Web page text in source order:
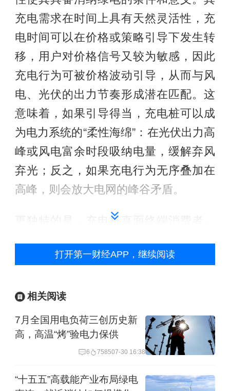
充电需求在时间上具有天然灵活性，充
电时间可以在价格或策略引导下发生转
移，用户对价格信号又较为敏感，因此
充电行为可被价格波动引导，从而与风
电、光伏的出力节奏形成潜在匹配。这
意味着，如果引导得当，充电桩可以成
为电力系统的“柔性海绵”：在光伏出力高
峰或风电富余时段吸纳电量，缓解弃风
弃光；反之，如果充电行为无序叠加在
高峰，则会放大电网的峰谷矛盾。
更独特的是，充电桩直面终端消费者。
行为连接着数以千万计的车主——每一
种人人可参与的特征，使充电基础设施
在理论上成为连接公众与新型电力系统
的天然入口。
对于中国能源转型来说具有两重意义：
打开第一财经APP，继续阅读
相关阅读
7月全国用电负荷三创历史新
高，高温“烤”验电力保供
6 758507-30 16:38
“十五五”高载能产业布局绿电